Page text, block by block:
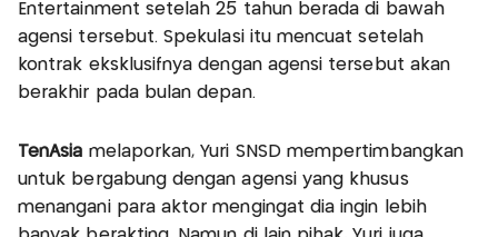
Entertainment setelah 25 tahun berada di bawah
agensi tersebut. Spekulasi itu mencuat setelah
kontrak eksklusifnya dengan agensi tersebut akan
berakhir pada bulan depan.
TenAsia melaporkan, Yuri SNSD mempertimbangkan
untuk bergabung dengan agensi yang khusus
menangani para aktor mengingat dia ingin lebih